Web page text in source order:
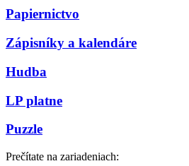
Papiernictvo
Zápisníky a kalendáre
Hudba
LP platne
Puzzle
Prečítate na zariadeniach: